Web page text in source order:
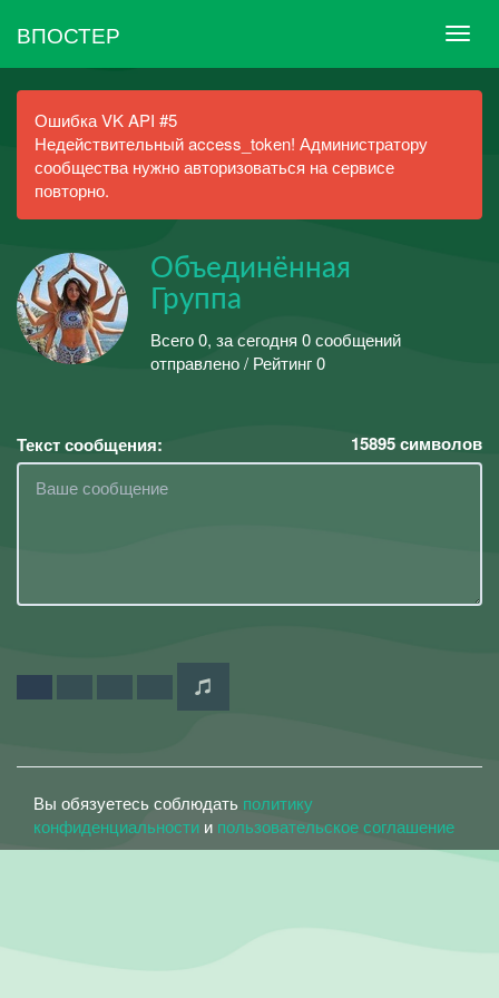
ВПОСТЕР
Ошибка VK API #5
Недействительный access_token! Администратору
сообщества нужно авторизоваться на сервисе
повторно.
Объединённая
Группа
Всего 0, за сегодня 0 сообщений
отправлено / Рейтинг 0
Текст сообщения: 15895символов
Вы обязуетесь соблюдать политику
конфиденциальности и пользовательское соглашение